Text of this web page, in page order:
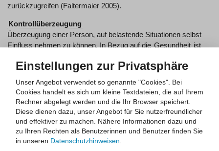
zurückzugreifen (Faltermaier 2005).
Kontrollüberzeugung
Überzeugung einer Person, auf belastende Situationen selbst
Einfluss nehmen zu können. In Bezug auf die Gesundheit ist
nehmen zu können (Faltermaier 2005).
Kuration
Heilung von Krankheit, Beendigung einer Erkrankung und
Verhinderung des Fortschreitens von Krankheit, möglichst mit
vollständiger Wiederherstellung (BZgA 2011, BSG 2009).
Lebenserwartung
Die Lebenserwartung ist die zu erwartende Zeitspanne, die
Einstellungen zur Privatsphäre
Unser Angebot verwendet so genannte "Cookies". Bei
Cookies handelt es sich um kleine Textdateien, die auf Ihrem
Rechner abgelegt werden und die Ihr Browser speichert.
Diese dienen dazu, unser Angebot für Sie nutzerfreundlicher
und effektiver zu machen. Nähere Informationen dazu und
zu Ihren Rechten als Benutzerinnen und Benutzer finden Sie
in unseren Datenschutzhinweisen.